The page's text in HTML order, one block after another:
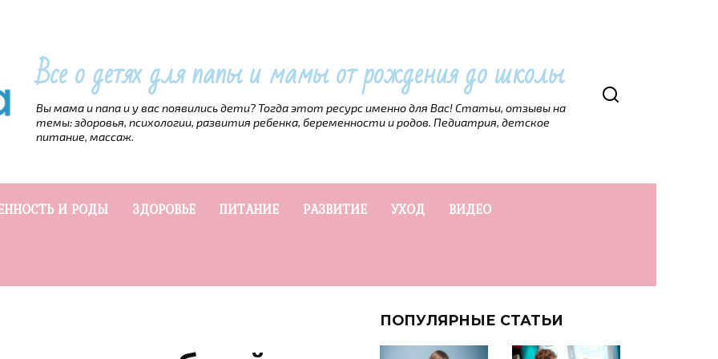
Все о детях для папы и мамы от рождения до школы
Вы мама и папа и у вас появились дети? Тогда этот ресурс именно для Вас! Статьи, отзывы на
темы: здоровья, психологии, развития ребенка, беременности и родов. Педиатрия, детское
питание, массаж.
И РОДЫ ЗДОРОВЬЕ ПИТАНИЕ РАЗВИТИЕ УХОД ВИДЕО
ПОПУЛЯРНЫЕ СТАТЬИ